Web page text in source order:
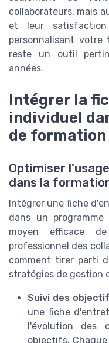
collaborateurs, mais
et leur
personnalisant votre
reste un outil
années.
Intégrer la
individuel
de
Optimiser
dans la
Intégrer une fiche
dans un
moyen efficace
professionnel des
comment tirer parti
stratégies de gestion
Suivi des
une fiche
l'évolution des
objectifs.